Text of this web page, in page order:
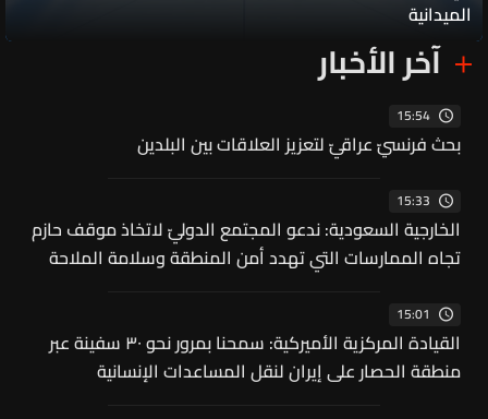
آخر الأخبار
15:54
بحث فرنسيّ عراقيّ لتعزيز العلاقات بين البلدين
15:33
الخارجية السعودية: ندعو المجتمع الدوليّ لاتخاذ موقف حازم
تجاه الممارسات التي تهدد أمن المنطقة وسلامة الملاحة
15:01
القيادة المركزية الأميركية: سمحنا بمرور نحو ٣٠ سفينة عبر
منطقة الحصار على إيران لنقل المساعدات الإنسانية
الميدانية